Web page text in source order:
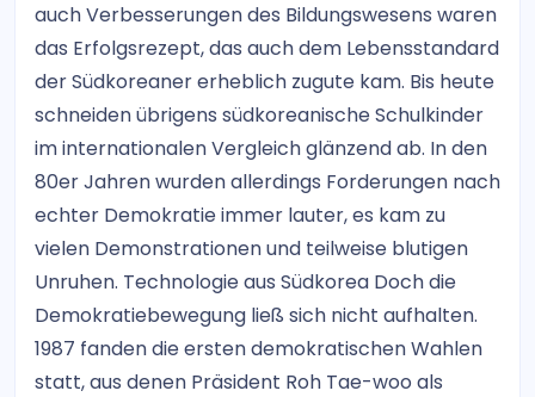
auch Verbesserungen des Bildungswesens waren
das Erfolgsrezept, das auch dem Lebensstandard
der Südkoreaner erheblich zugute kam. Bis heute
schneiden übrigens südkoreanische Schulkinder
im internationalen Vergleich glänzend ab. In den
80er Jahren wurden allerdings Forderungen nach
echter Demokratie immer lauter, es kam zu
vielen Demonstrationen und teilweise blutigen
Unruhen. Technologie aus Südkorea Doch die
Demokratiebewegung ließ sich nicht aufhalten.
1987 fanden die ersten demokratischen Wahlen
statt, aus denen Präsident Roh Tae-woo als